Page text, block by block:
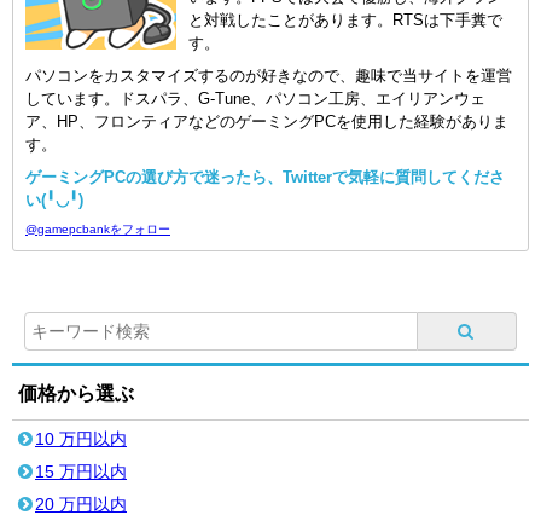
と対戦したことがあります。RTSは下手糞で
す。
パソコンをカスタマイズするのが好きなので、趣味で当サイトを運営
しています。ドスパラ、G-Tune、パソコン工房、エイリアンウェ
ア、HP、フロンティアなどのゲーミングPCを使用した経験がありま
す。
ゲーミングPCの選び方で迷ったら、Twitterで気軽に質問してくださ
い(╹◡╹)
@gamepcbankをフォロー
価格から選ぶ
10 万円以内
15 万円以内
20 万円以内